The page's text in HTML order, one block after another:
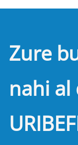
Zure
nahi al